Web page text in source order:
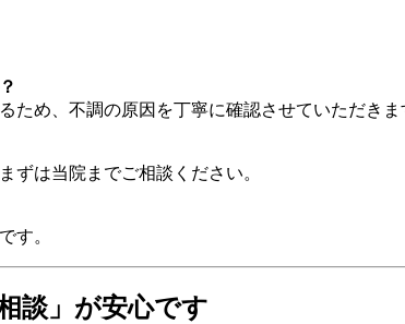
ため、不調の原因を丁寧に確認させていただきま
は当院までご相談ください。
す。
談」が安心です